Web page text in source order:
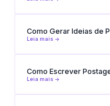
Como Gerar Ideias de
Leia mais ->
Como Escrever
Leia mais ->